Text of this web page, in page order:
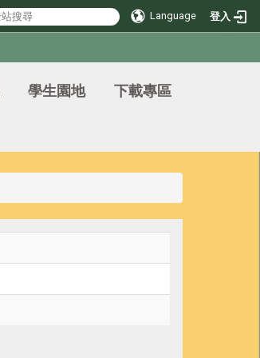
Language 登入
學生園地
下載專區